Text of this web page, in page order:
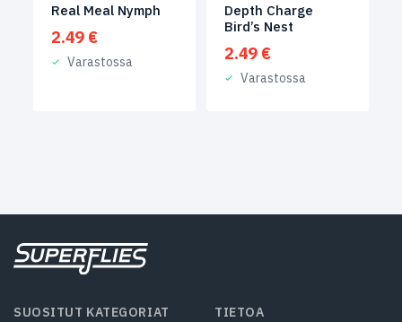
Real Meal Nymph
2.49 €
Varastossa
Depth Charge
Bird’s Nest
2.49 €
Varastossa
SUOSITUT KATEGORIAT
TIETOA